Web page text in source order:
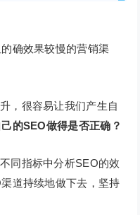
确效果较慢的营销渠
，很容易让我们产生自
的SEO做得是否正确？
同指标中分析SEO的效
道持续地做下去，坚持